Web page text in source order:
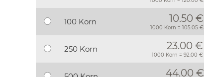
100 Korn 10.50 €
1000 Korn = 105.05 €
250 Korn 23.00 €
1000 Korn = 92.00 €
44.00 €